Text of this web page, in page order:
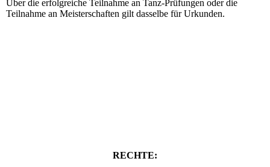
Über die erfolgreiche Teilnahme an Tanz-Prüfungen oder die
Teilnahme an Meisterschaften gilt dasselbe für Urkunden.
RECHTE: